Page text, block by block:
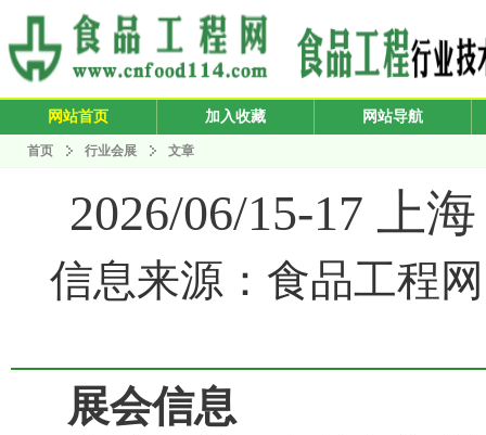
网站首页 加入收藏 网站导航
首页 行业会展 文章
2026/06/15-17 上
信息来源：食品工程
展会信息